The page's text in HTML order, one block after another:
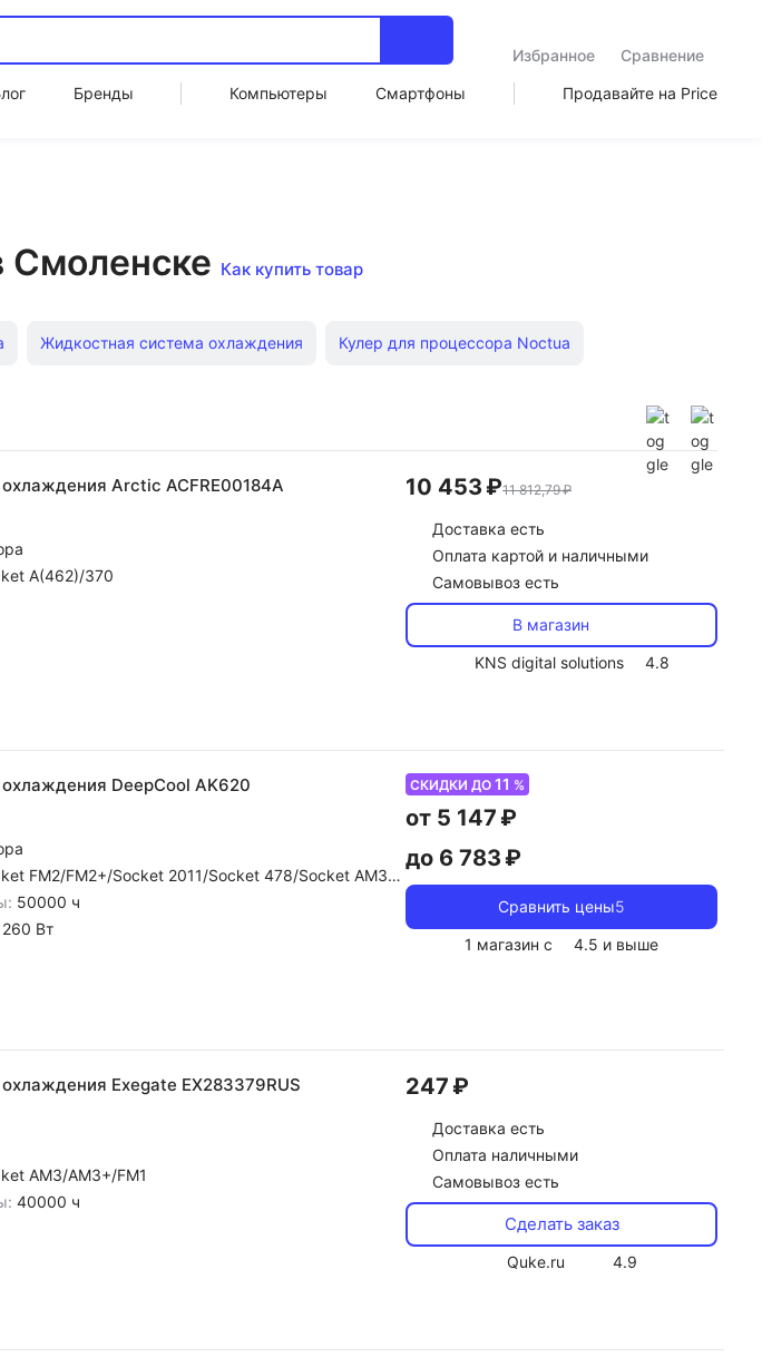
Избранное
Сравнение
Бренды Компьютеры Смартфоны Продавайте на Price
Смоленске Как купить товар
Жидкостная система охлаждения Кулер для процессора Noctua
Ak500 Deepcool Noctua Am4 Для компьютеров Gamemax Для пк 8 на 8
Arctic ACFRE00184A
A(462)/370
10 453 ₽11 812,79 ₽
Доставка есть
Оплата картой и наличными
Самовывоз есть
В магазин
KNS digital solutions
4.8
DeepCool AK620
FM2+/Socket 2011/Socket 478/Socket AM3/AM3+/FM1/Socket A(462)/370/Socket 754/Socket AM1/Socket AM2/AM2+/Socket 1150/1155/1156
50000 ч
260 Вт
СКИДКИ ДО 11 %
от 5 147 ₽
до 6 783 ₽
Сравнить цены5
1 магазин с
4.5 и выше
Exegate EX283379RUS
AM3/AM3+/FM1
40000 ч
247 ₽
Доставка есть
Оплата наличными
Самовывоз есть
Сделать заказ
Quke.ru 4.9